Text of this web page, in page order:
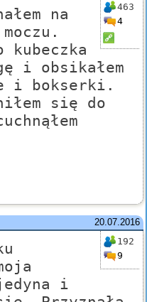
463
4
na
i obsikałem
i bokserki.
się do
20.07.2016
192
9
i